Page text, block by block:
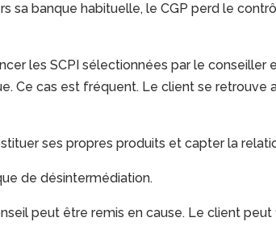
sa banque habituelle, le CGP perd le
les SCPI sélectionnées par le conseiller
Ce cas est fréquent. Le client se retrouve
ses propres produits et capter la
de désintermédiation.
peut être remis en cause. Le client peut